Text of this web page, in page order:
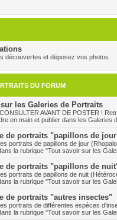
découvertes et déposez vos photos.
DU FORUM
les Galeries de Portraits
AVANT DE POSTER !
en main et publier dans les Galeries
de portraits "papillons de
portraits de papillons de jour
la rubrique "Tout savoir sur les
de portraits "papillons de
portraits de papillons de nuit
la rubrique "Tout savoir sur les
de portraits "autres insectes"
portraits de différentes espèces
la rubrique "Tout savoir sur les